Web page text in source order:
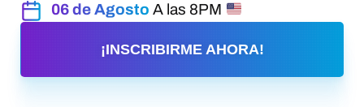
06 de Agosto A las 8PM
¡INSCRIBIRME AHORA!